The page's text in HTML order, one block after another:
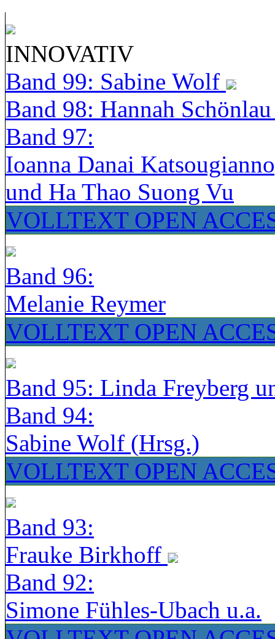
INNOVATIV
Band 99: Sabine Wolf
Band 98: Hannah
Band 97:
Ioanna Danai
und Ha Thao Suong Vu
VOLLTEXT OPEN
Band 96:
Melanie Reymer
VOLLTEXT OPEN
Band 95: Linda Freyberg
Band 94:
Sabine Wolf (Hrsg.)
VOLLTEXT OPEN
Band 93:
Frauke Birkhoff
Band 92:
Simone Fühles-Ubach u.a.